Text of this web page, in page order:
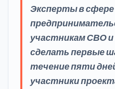
Эксперты в сфере
участникам СВО и
сделать первые
течение пяти
участники